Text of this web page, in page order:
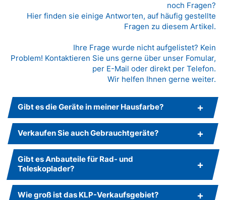
noch Fragen?
Hier finden sie einige Antworten, auf häufig gestellte
Fragen zu diesem Artikel.
Ihre Frage wurde nicht aufgelistet? Kein
Problem! Kontaktieren Sie uns gerne über unser Fomular,
per E-Mail oder direkt per Telefon.
Wir helfen Ihnen gerne weiter.
Gibt es die Geräte in meiner Hausfarbe?
Verkaufen Sie auch Gebrauchtgeräte?
Gibt es Anbauteile für Rad- und
Teleskoplader?
Wie groß ist das KLP-Verkaufsgebiet?